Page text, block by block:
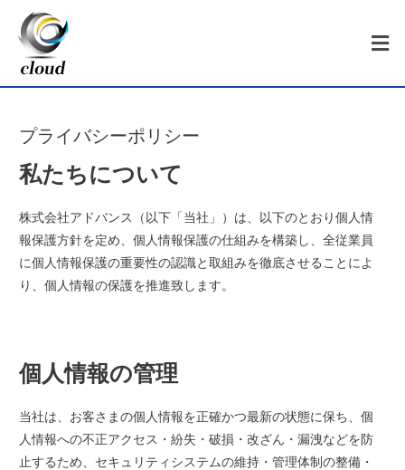
プライバシーポリシー
私たちについて
株式会社アドバンス（以下「当社」）は、以下のとおり個人情
報保護方針を定め、個人情報保護の仕組みを構築し、全従業員
に個人情報保護の重要性の認識と取組みを徹底させることによ
り、個人情報の保護を推進致します。
個人情報の管理
当社は、お客さまの個人情報を正確かつ最新の状態に保ち、個
人情報への不正アクセス・紛失・破損・改ざん・漏洩などを防
止するため、セキュリティシステムの維持・管理体制の整備・